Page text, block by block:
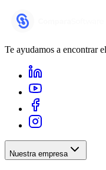
Te ayudamos a encontrar
Nuestra empresa